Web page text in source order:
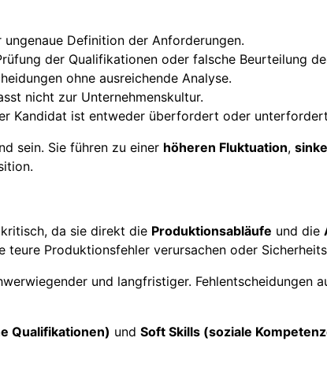
ungenaue Definition der Anforderungen.
der Qualifikationen oder falsche Beurteilung
ohne ausreichende Analyse.
nicht zur Unternehmenskultur.
Kandidat ist entweder überfordert oder
sein. Sie führen zu einer höheren Fluktuation,
da sie direkt die Produktionsabläufe und die
Produktionsfehler verursachen oder
und langfristiger. Fehlentscheidungen
Qualifikationen) und Soft Skills (soziale